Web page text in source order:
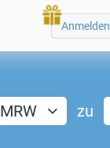
Anmelden
MRW zu